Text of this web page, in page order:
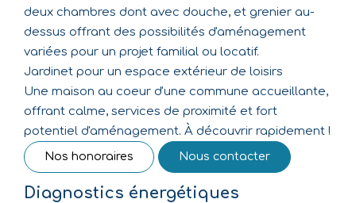
deux chambres dont avec douche, et grenier au-
dessus offrant des possibilités d'aménagement
variées pour un projet familial ou locatif.
Jardinet pour un espace extérieur de loisirs
Une maison au coeur d'une commune accueillante,
offrant calme, services de proximité et fort
potentiel d'aménagement. À découvrir rapidement !
Nos honoraires Nous contacter
Diagnostics énergétiques